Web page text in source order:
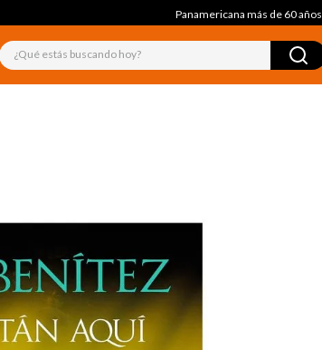
Panamericana más de 60 años
¿Qué estás buscando hoy?